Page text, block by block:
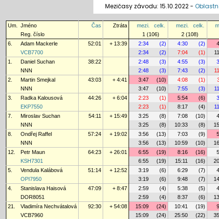
Mezičasy závodu: 15.10.2022 -
Um. Jméno Čas Ztráta mezi. celk. mezi. celk.
Reg. číslo
1 (106)
2 (108)
6.
Adam Mackerle 52:01 + 13:39 2:34 (2) 4:30 (2)
VCB7700
2:34 (2) 7:04 (1)
1.
Daniel Suchan 38:22 2:48 (3) 4:55 (3)
NNN
2:48 (3) 7:43 (2)
2.
Martin Smejkal 43:03 + 4:41 3:47 (10) 4:08 (1)
NNN
3:47 (10) 7:55 (3)
3.
Radka Kalousová 44:26 + 6:04 2:23 (1) 5:54 (6)
EKP7550
2:23 (1) 8:17 (4)
7.
Miroslav Suchan 54:11 + 15:49 3:25 (8) 7:08 (10)
NNN
3:25 (8) 10:33 (8)
8.
Ondřej Raffel 57:24 + 19:02 3:56 (13) 7:03 (9)
NNN
3:56 (13) 10:59 (10)
12.
Petr Maun 64:23 + 26:01 6:55 (19) 8:16 (16)
KSH7301
6:55 (19) 15:11 (16)
5.
Vendula Kalábová 51:14 + 12:52 3:19 (6) 6:29 (7)
OPI7950
3:19 (6) 9:48 (7)
4.
Stanislava Haisová 47:09 + 8:47 2:59 (4) 5:38 (5)
DOR8051
2:59 (4) 8:37 (6)
21.
Vladimíra Nechvátalová 92:30 + 54:08 15:09 (24) 10:41 (19)
VCB7960
15:09 (24) 25:50 (22)